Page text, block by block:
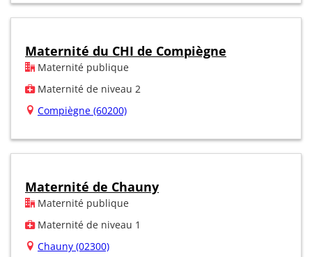
Maternité du CHI de Compiègne
Maternité publique
Maternité de niveau 2
Compiègne (60200)
Maternité de Chauny
Maternité publique
Maternité de niveau 1
Chauny (02300)